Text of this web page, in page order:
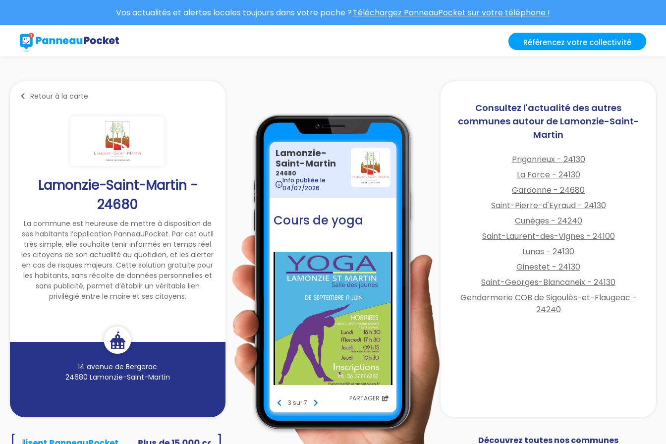
Vos actualités et alertes locales toujours dans votre poche ?Téléchargez PanneauPocket sur votre téléphone !
Référencez votre collectivité
Retour à la carte
Lamonzie-Saint-Martin -
24680
La commune est heureuse de mettre à disposition de
ses habitants l’application PanneauPocket. Par cet outil
très simple, elle souhaite tenir informés en temps réel
les citoyens de son actualité au quotidien, et les alerter
en cas de risques majeurs. Cette solution gratuite pour
les habitants, sans récolte de données personnelles et
sans publicité, permet d’établir un véritable lien
privilégié entre le maire et ses citoyens.
14 avenue de Bergerac
24680 Lamonzie-Saint-Martin
Lamonzie-
Saint-Martin
24680
Info publiée le
04/07/2026
Cours de yoga
3 sur 7 PARTAGER
Consultez l'actualité des autres
communes autour de Lamonzie-Saint-
Martin
Prigonrieux - 24130
La Force - 24130
Gardonne - 24680
Saint-Pierre-d'Eyraud - 24130
Cunèges - 24240
Saint-Laurent-des-Vignes - 24100
Lunas - 24130
Ginestet - 24130
Saint-Georges-Blancaneix - 24130
Gendarmerie COB de Sigoulès-et-Flaugeac -
24240
Découvrez toutes nos communes